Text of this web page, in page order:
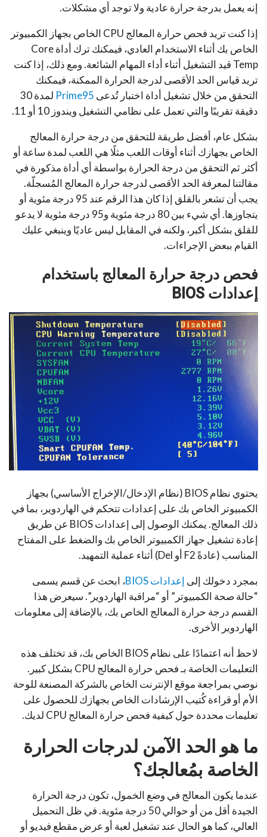
إنه يعمل بدرجة حرارة عادية ولا توجد أي مشكلات.
إذا كنت تريد فحص حرارة المعالج CPU الخاص بجهاز الكمبيوتر
الخاص بك أثناء الاستخدام العادي، فيمكنك ترك أداة Core
Temp قيد التشغيل أثناء أداء المهام الشائعة. ومع ذلك، إذا كنت
تريد قياس الحد الأقصى لدرجة الحرارة الممكنة، فيمكنك
التحقق من خلال تشغيل أداة اختبار تُدعى Prime95
لمدة 30
دقيقة تقريبًا والتي تعمل على نظامي التشغيل ويندوز 10 أو 11.
بشكل عام، أفضل طريقة للتحقق من درجة حرارة المعالج
الخاص بجهازك أثناء أوقات اللعب مثلًا هي اللعب لمدة ساعة أو
أكثر ثم التحقق من درجة الحرارة بواسطة أي أداة مذكورة في
مقالتنا لمعرفة الحد الأقصى لدرجة حرارة المعالج المُسجلّة.
يجب أن تشعر بالقلق إذا كان هذا الرقم عند 95 درجة مئوية أو
يتجاوزها. أي شيء بين 80 درجة مئوية و95 درجة مئوية لا يدعو
للقلق بشكل أكبر، ولكنه في المقابل ليس عاديًا وينبغي عليك
القيام ببعض الإجراءات.
فحص درجة حرارة المعالج باستخدام
إعدادات BIOS
يحتوي نظام BIOS (نظام الإدخال/الإخراج الأساسي) بجهاز
الكمبيوتر الخاص بك على إعدادات تتحكم في الهاردوير، بما في
ذلك المعالج. يمكنك الوصول إلى إعدادات BIOS عن طريق
إعادة تشغيل جهاز الكمبيوتر الخاص بك والضغط على المفتاح
المناسب (عادةً F2 أو Del) أثناء عملية التمهيد.
بمجرد دخولك إلى إعدادات BIOS
، ابحث عن قسم يسمى
“حالة صحة الكمبيوتر” أو “مراقبة الهاردوير”. سيعرض هذا
القسم درجة حرارة المعالج الخاص بك، بالإضافة إلى معلومات
الهاردوير الأخرى.
لاحظ أنه اعتمادًا على نظام BIOS الخاص بك، قد تختلف هذه
التعليمات الخاصة بـ فحص حرارة المعالج CPU بشكل كبير.
نوصي بمراجعة موقع الإنترنت الخاص بالشركة المصنعة للوحة
الأم أو قراءة كُتيب الإرشادات الخاص بجهازك للحصول على
تعليمات محددة حول كيفية فحص حرارة المعالج CPU لديك.
ما هو الحد الآمن لدرجات الحرارة
الخاصة بمُعالجك؟
عندما يكون المعالج في وضع الخمول، تكون درجة الحرارة
الجيدة أقل من أو حوالي 50 درجة مئوية. في ظل التحميل
العالي، كما هو الحال عند تشغيل لعبة أو عرض مقطع فيديو أو